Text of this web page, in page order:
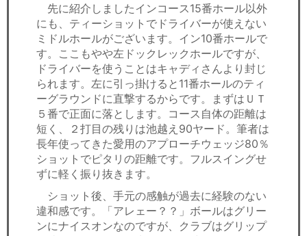
先に紹介しましたインコース15番ホール以外
にも、ティーショットでドライバーが使えない
ミドルホールがございます。イン10番ホールで
す。ここもやや左ドックレックホールですが、
ドライバーを使うことはキャディさんより封じ
られます。左に引っ掛けると11番ホールのティ
ーグラウンドに直撃するからです。まずはＵＴ
５番で正面に落とします。コース自体の距離は
短く、２打目の残りは池越え90ヤード。筆者は
長年使ってきた愛用のアプローチウェッジ80％
ショットでピタリの距離です。フルスイングせ
ずに軽く振り抜きます。
ショット後、手元の感触が過去に経験のない
違和感です。「アレェー？？」ボールはグリー
ンにナイスオンなのですが、クラブはグリップ